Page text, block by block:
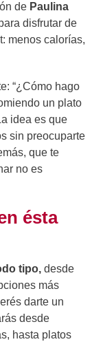
de Paulina
disfrutar de
menos calorías,
“¿Cómo hago
un plato
idea es que
sin preocuparte
que te
no es
ésta
tipo, desde
más
darte un
desde
hasta platos